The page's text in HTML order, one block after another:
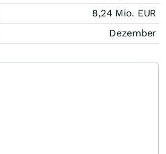
8,24 Mio. EUR
Dezember